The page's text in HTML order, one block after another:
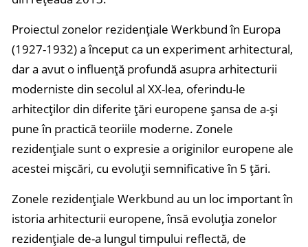
Proiectul zonelor rezidențiale Werkbund în Europa
(1927-1932) a început ca un experiment arhitectural,
dar a avut o influență profundă asupra arhitecturii
moderniste din secolul al XX-lea, oferindu-le
arhitecților din diferite țări europene șansa de a-și
pune în practică teoriile moderne. Zonele
rezidențiale sunt o expresie a originilor europene ale
acestei mișcări, cu evoluții semnificative în 5 țări.
Zonele rezidențiale Werkbund au un loc important în
istoria arhitecturii europene, însă evoluția zonelor
rezidențiale de-a lungul timpului reflectă, de